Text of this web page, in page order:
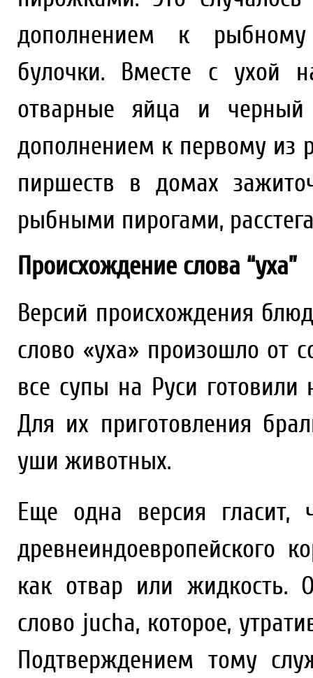
дополнением к
булочки. Вместе с ухой
отварные яйца и черный
дополнением к первому
пиршеств в домах
рыбными пирогами,
Происхождение слова “уха”
Версий происхождения
слово «уха» произошло от
все супы на Руси готовили
Для их приготовления
уши животных.
Еще одна версия гласит,
древнеиндоевропейского
как отвар или жидкость.
слово jucha, которое,
Подтверждением тому